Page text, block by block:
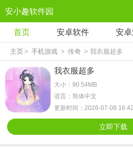
安小趣软件园
首页 安卓软件 安
主页> 手机游戏 > 传奇 > 我衣服超多
我衣服超多
大小：90.54MB
语言：简体中文
更新时间：2026-07-08
立即下载